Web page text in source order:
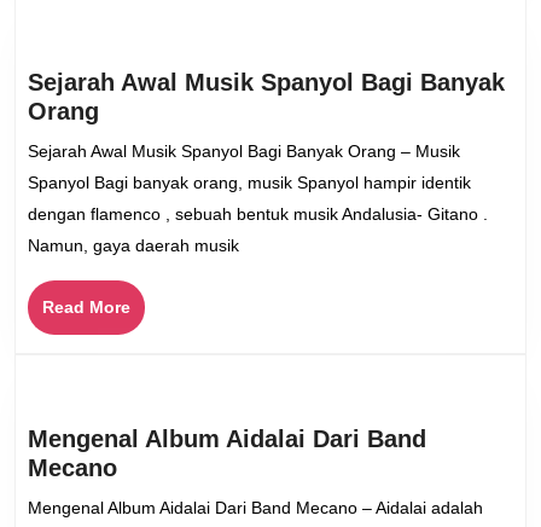
Sejarah Awal Musik Spanyol Bagi Banyak
Orang
Awal
Spanyol
Bagi
Banyak
Orang
Sejarah Awal Musik Spanyol Bagi Banyak Orang – Musik
Spanyol Bagi banyak orang, musik Spanyol hampir identik
dengan flamenco , sebuah bentuk musik Andalusia- Gitano .
Namun, gaya daerah musik
Read MoreRead
More
Mengenal Album Aidalai Dari Band
MecanoMengenal
Album
Mengenal Album Aidalai Dari Band Mecano – Aidalai adalah